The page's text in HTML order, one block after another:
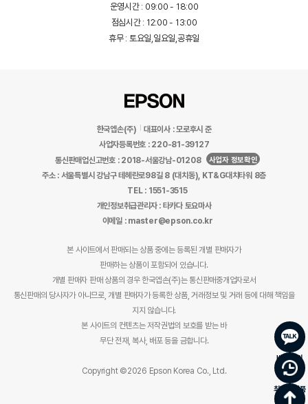
운영시간 : 09:00 - 18:00
점심시간 : 12:00 - 13:00
휴무 : 토요일,일요일,공휴일
한국엡손(주)
대표이사 : 모로후시 준
사업자등록번호 : 220-81-39127
통신판매업신고번호 : 2018-서울강남-01208
사업자 정보확인
주소 : 서울특별시 강남구 테헤란로98길 8 (대치동), KT&G대치타워 8층
TEL : 1551-3515
개인정보취급관리자 : 타카다 토요마사
이메일 : master@epson.co.kr
본 사이트에서 판매되는 상품 중에는 등록된 개별 판매자가
판매하는 상품이 포함되어 있습니다.
개별 판매자 판매 상품의 경우 한국엡손(주)는 통신판매중개업자로서
통신판매의 당사자가 아니므로, 개별 판매자가 등록한 상품, 거래정보 및 거래 등에 대해 책임을
지지 않습니다.
본 사이트의 컨텐츠는 저작권법의 보호를 받는 바
무단 전재, 복사, 배포 등을 금합니다.
Copyright ©2026 Epson Korea Co., Ltd.
바로문의
최근 본 상품